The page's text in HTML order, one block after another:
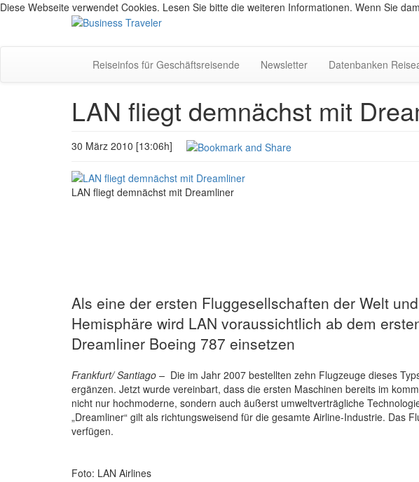
Diese Webseite verwendet Cookies. Lesen Sie bitte die weiteren Informationen. Wenn Sie
Reiseinfos für Geschäftsreisende Newsletter Datenbanken
LAN fliegt demnächst mit
30 März 2010 [13:06h]
LAN fliegt demnächst mit Dreamliner
Als eine der ersten Fluggesellschaften der Welt
Hemisphäre wird LAN voraussichtlich ab dem
Dreamliner Boeing 787 einsetzen
Frankfurt/ Santiago – Die im Jahr 2007 bestellten zehn Flugzeuge dieses
ergänzen. Jetzt wurde vereinbart, dass die ersten Maschinen bereits im
nicht nur hochmoderne, sondern auch äußerst umweltverträgliche
„Dreamliner“ gilt als richtungsweisend für die gesamte Airline-Industrie. Das
verfügen.
Foto: LAN Airlines